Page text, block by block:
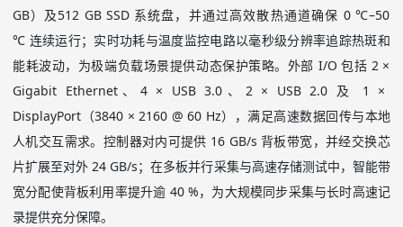
GB）及512 GB SSD 系统盘，并通过高效散热通道确保 0 ℃–50
℃ 连续运行；实时功耗与温度监控电路以毫秒级分辨率追踪热斑和
能耗波动，为极端负载场景提供动态保护策略。外部 I/O包括 2 ×
Gigabit Ethernet、 4 × USB 3.0 、 2 × USB 2.0 及
1 ×
DisplayPort （3840 × 2160 @ 60 Hz），满足高速数据回传与本地
人机交互需求。控制器对内可提供 16 GB/s背板带宽，并经交换芯
片扩展至对外 24 GB/s；在多板并行采集与高速存储测试中，智能带
宽分配使背板利用率提升逾 40 %，为大规模同步采集与长时高速记
录提供充分保障。